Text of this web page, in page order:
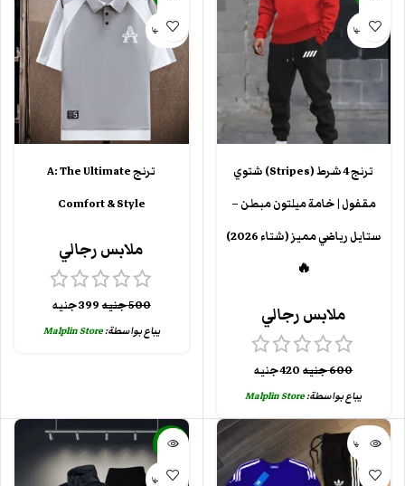
بيعت كلها
ترنج 4 شرط (Stripes) شتوي
مقفول | خامة ميلتون مبطن –
ستايل رياضي مميز (شتاء 2026)
🔥
ملابس رجالي
600جنيه 420جنيه
يباع بواسطة:Malplin Store
بيعت كلها
ترنج A: The Ultimate
Comfort & Style
ملابس رجالي
500جنيه399جنيه
يباع بواسطة:Malplin Store
بيعت كلها -38%
بيعت كلها